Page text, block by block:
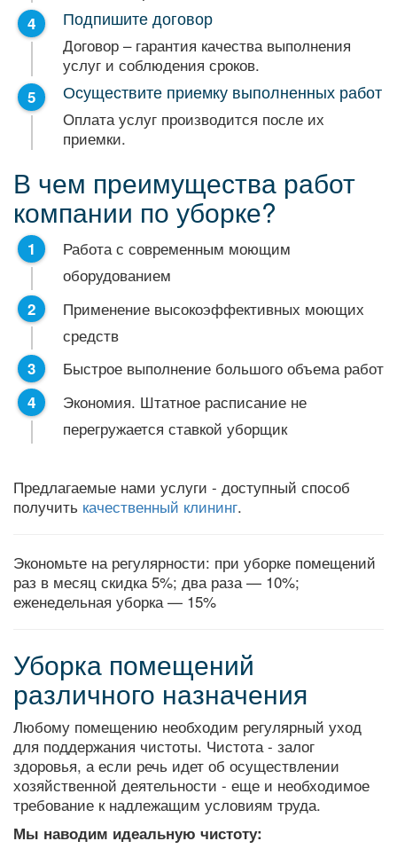
Подпишите договор
Договор – гарантия качества выполнения
услуг и соблюдения сроков.
Осуществите приемку выполненных работ
Оплата услуг производится после их
приемки.
В чем преимущества работ
компании по уборке?
Работа с современным моющим
оборудованием
Применение высокоэффективных моющих
средств
Быстрое выполнение большого объема работ
Экономия. Штатное расписание не
перегружается ставкой уборщик
Предлагаемые нами услуги - доступный способ
получить качественный клининг.
Экономьте на регулярности: при уборке помещений
раз в месяц скидка 5%; два раза — 10%;
еженедельная уборка — 15%
Уборка помещений
различного назначения
Любому помещению необходим регулярный уход
для поддержания чистоты. Чистота - залог
здоровья, а если речь идет об осуществлении
хозяйственной деятельности - еще и необходимое
требование к надлежащим условиям труда.
Мы наводим идеальную чистоту: